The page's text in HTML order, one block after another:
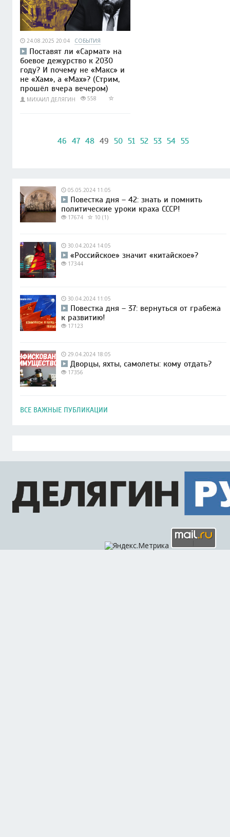
24.08.2025 20:04 СОБЫТИЯ
Поставят ли «Сармат» на
боевое дежурство к 2030
году? И почему не «Макс» и
не «Хам», а «Мах»? (Стрим,
прошёл вчера вечером)
МИХАИЛ ДЕЛЯГИН 558
46 47 48 49 50 51 52 53 54 55
05.05.2024 11:05
Повестка дня – 42: знать и помнить
политические уроки краха СССР!
17674 10 (1)
30.04.2024 14:05
«Российское» значит «китайское»?
17344
30.04.2024 11:05
Повестка дня – 37: вернуться от грабежа
к развитию!
17123
29.04.2024 18:05
Дворцы, яхты, самолеты: кому отдать?
17356
ВСЕ ВАЖНЫЕ ПУБЛИКАЦИИ